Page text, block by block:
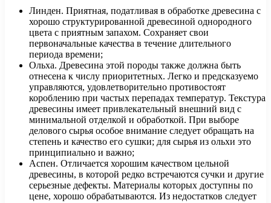
Линден. Приятная, податливая в обработке древесина с
хорошо структурированной древесиной однородного
цвета с приятным запахом. Сохраняет свои
первоначальные качества в течение длительного
периода времени;
Ольха. Древесина этой породы также должна быть
отнесена к числу приоритетных. Легко и предсказуемо
управляются, удовлетворительно противостоят
короблению при частых перепадах температур. Текстура
древесины имеет привлекательный внешний вид с
минимальной отделкой и обработкой. При выборе
делового сырья особое внимание следует обращать на
степень и качество его сушки; для сырья из ольхи это
принципиально и важно;
Аспен. Отличается хорошим качеством цельной
древесины, в которой редко встречаются сучки и другие
серьезные дефекты. Материалы которых доступны по
цене, хорошо обрабатываются. Из недостатков следует